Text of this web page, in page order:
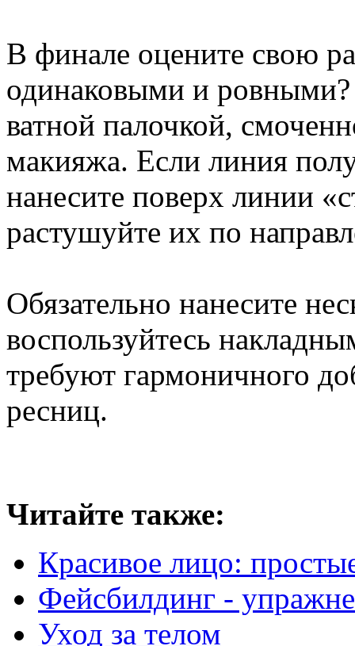
В финале оцените свою
одинаковыми и
ватной палочкой,
макияжа. Если линия
нанесите поверх линии
растушуйте их по
Обязательно нанесите
воспользуйтесь
требуют гармоничного
ресниц.
Читайте также:
Красивое лицо:
Фейсбилдинг -
Уход за телом